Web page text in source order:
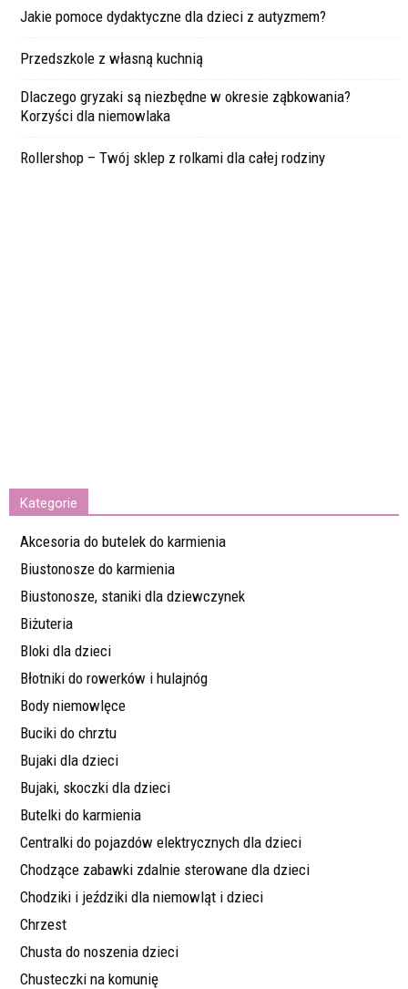
Jakie pomoce dydaktyczne dla dzieci z autyzmem?
Przedszkole z własną kuchnią
Dlaczego gryzaki są niezbędne w okresie ząbkowania?
Korzyści dla niemowlaka
Rollershop – Twój sklep z rolkami dla całej rodziny
Kategorie
Akcesoria do butelek do karmienia
Biustonosze do karmienia
Biustonosze, staniki dla dziewczynek
Biżuteria
Bloki dla dzieci
Błotniki do rowerków i hulajnóg
Body niemowlęce
Buciki do chrztu
Bujaki dla dzieci
Bujaki, skoczki dla dzieci
Butelki do karmienia
Centralki do pojazdów elektrycznych dla dzieci
Chodzące zabawki zdalnie sterowane dla dzieci
Chodziki i jeździki dla niemowląt i dzieci
Chrzest
Chusta do noszenia dzieci
Chusteczki na komunię